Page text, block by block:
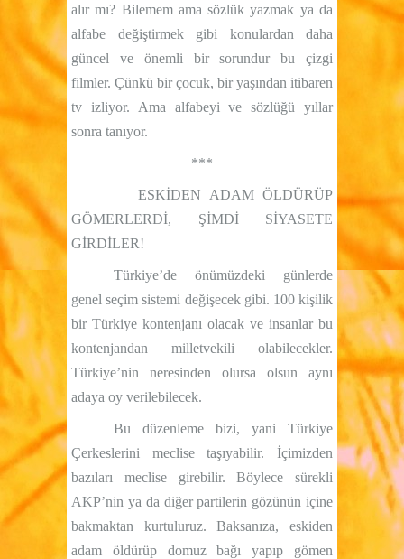
alır mı? Bilemem ama sözlük yazmak ya da
alfabe değiştirmek gibi konulardan daha
güncel ve önemli bir sorundur bu çizgi
filmler. Çünkü bir çocuk, bir yaşından itibaren
tv izliyor. Ama alfabeyi ve sözlüğü yıllar
sonra tanıyor.
***
ESKİDEN ADAM ÖLDÜRÜP
GÖMERLERDİ, ŞİMDİ SİYASETE
GİRDİLER!
Türkiye’de önümüzdeki günlerde
genel seçim sistemi değişecek gibi. 100 kişilik
bir Türkiye kontenjanı olacak ve insanlar bu
kontenjandan milletvekili olabilecekler.
Türkiye’nin neresinden olursa olsun aynı
adaya oy verilebilecek.
Bu düzenleme bizi, yani Türkiye
Çerkeslerini meclise taşıyabilir. İçimizden
bazıları meclise girebilir. Böylece sürekli
AKP’nin ya da diğer partilerin gözünün içine
bakmaktan kurtuluruz. Baksanıza, eskiden
adam öldürüp domuz bağı yapıp gömen